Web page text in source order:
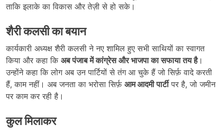
ताकि इलाके का विकास और तेज़ी से हो सके।
शैरी कलसी का बयान
कार्यकारी अध्यक्ष शैरी कलसी ने नए शामिल हुए सभी साथियों का स्वागत
किया और कहा कि अब पंजाब में कांग्रेस और भाजपा का सफाया तय है।
उन्होंने कहा कि लोग अब उन पार्टियों से तंग आ चुके हैं जो सिर्फ़ वादे करती
हैं, काम नहीं। अब जनता का भरोसा सिर्फ़ आम आदमी पार्टीपर है, जो जमीन
पर काम कर रही है।
कुल मिलाकर